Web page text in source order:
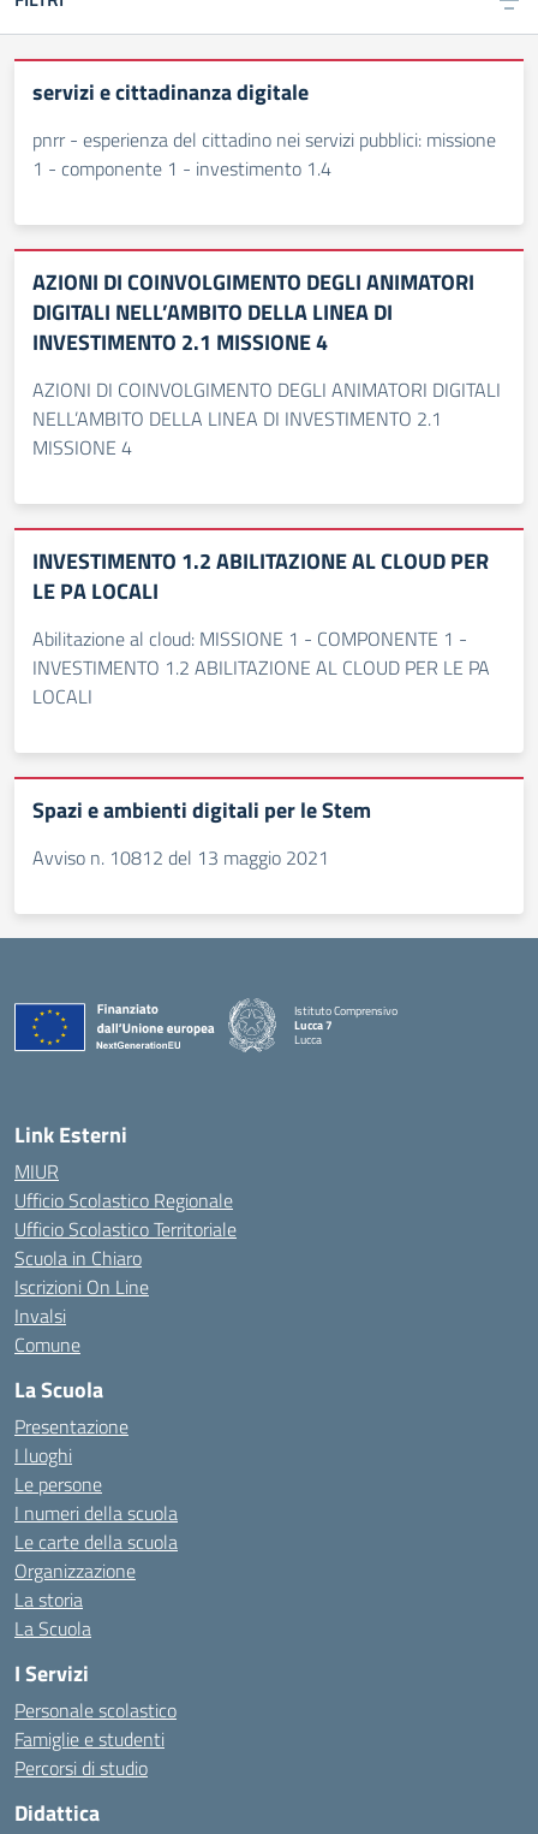
servizi e cittadinanza digitale
pnrr - esperienza del cittadino nei servizi pubblici: missione
1 - componente 1 - investimento 1.4
AZIONI DI COINVOLGIMENTO DEGLI ANIMATORI
DIGITALI NELL’AMBITO DELLA LINEA DI
INVESTIMENTO 2.1 MISSIONE 4
AZIONI DI COINVOLGIMENTO DEGLI ANIMATORI DIGITALI
NELL’AMBITO DELLA LINEA DI INVESTIMENTO 2.1
MISSIONE 4
INVESTIMENTO 1.2 ABILITAZIONE AL CLOUD PER
LE PA LOCALI
Abilitazione al cloud: MISSIONE 1 - COMPONENTE 1 -
INVESTIMENTO 1.2 ABILITAZIONE AL CLOUD PER LE PA
LOCALI
Spazi e ambienti digitali per le Stem
Avviso n. 10812 del 13 maggio 2021
Istituto Comprensivo
Lucca 7
Lucca
Link Esterni
MIUR
Ufficio Scolastico Regionale
Ufficio Scolastico Territoriale
Scuola in Chiaro
Iscrizioni On Line
Invalsi
Comune
La Scuola
Presentazione
I luoghi
Le persone
I numeri della scuola
Le carte della scuola
Organizzazione
La storia
La Scuola
I Servizi
Personale scolastico
Famiglie e studenti
Percorsi di studio
Didattica